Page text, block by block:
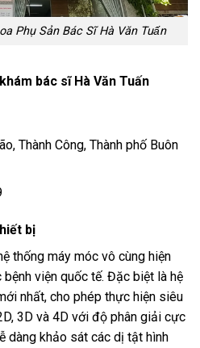
Phụ Sản Bác Sĩ Hà Văn Tuấn
bác sĩ Hà Văn Tuấn
Thành Công, Thành phố Buôn
bị
thống máy móc vô cùng hiện
viện quốc tế. Đặc biệt là hệ
nhất, cho phép thực hiện siêu
3D và 4D với độ phân giải cực
dàng khảo sát các dị tật hình